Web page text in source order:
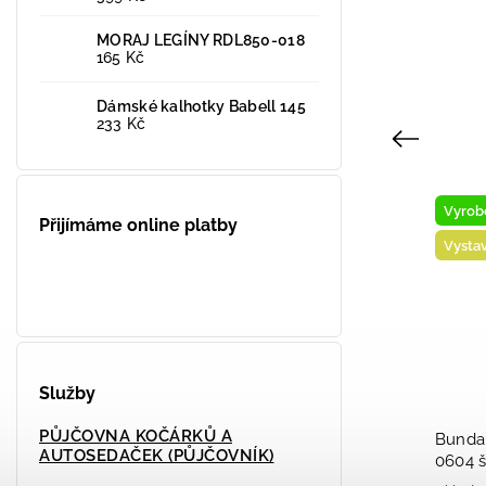
MORAJ LEGÍNY RDL850-018
165 Kč
Dámské kalhotky Babell 145
233 Kč
Přijímáme online platby
Služby
PŮJČOVNA KOČÁRKŮ A
AUTOSEDAČEK (PŮJČOVNÍK)
Previous
Bunda softshell Fantom BUN
0604 šedý melír+ petrolej + světlý